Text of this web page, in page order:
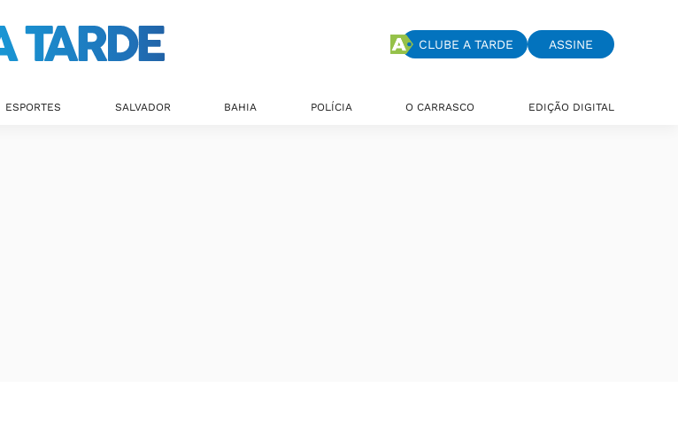
CLUBE A TARDE ASSINE
ESPORTES SALVADOR BAHIA POLÍCIA O CARRASCO EDIÇÃO DIGITAL